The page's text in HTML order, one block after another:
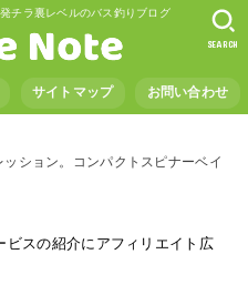
チラ裏レベルのバス釣りブログ
サイトマップ お問い合わせ
SEARCH
ション。コンパクトスピナーベイ
スの紹介にアフィリエイト広